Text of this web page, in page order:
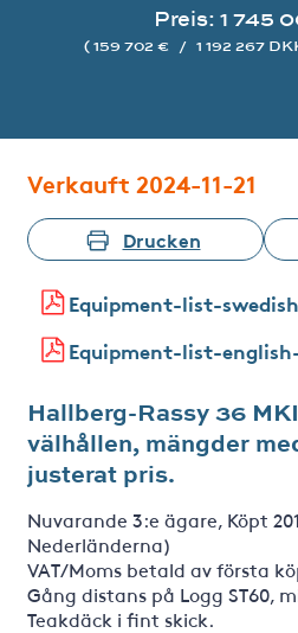
Preis: 1 745
( 159 702 € / 1 192 267
Verkauft 2024-11-21
Drucken
Equipment-list-
Equipment-list-
Hallberg-Rassy 36
välhållen, mängder
justerat pris.
Nuvarande 3:e ägare, Köpt
Nederländerna)
VAT/Moms betald av första
Gång distans på Logg ST60,
Teakdäck i fint skick.